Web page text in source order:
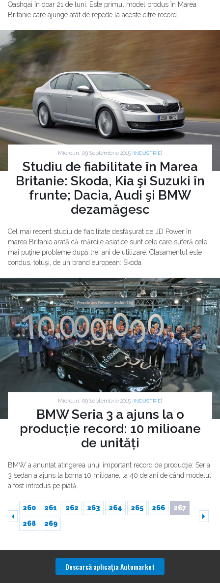
Qashqai în doar 21 de luni. Este primul model produs în Marea
Britanie care ajunge atât de repede la aceste cifre record.
Miercuri, 09 Septembrie 2015 | INDUSTRIE
Studiu de fiabilitate în Marea
Britanie: Skoda, Kia şi Suzuki în
frunte; Dacia, Audi şi BMW
dezamăgesc
Cel mai recent studiu de fiabilitate desfăşurat de JD Power în
marea Britanie arată că mărcile asiatice sunt cele care suferă cele
mai puţine probleme după trei ani de utilizare. Clasamentul este
condus, totuşi, de un brand european: Skoda.
Miercuri, 09 Septembrie 2015 | INDUSTRIE
BMW Seria 3 a ajuns la o
producție record: 10 milioane
de unități
BMW a anunțat atingerea unui important record de producție: Seria
3 sedan a ajuns la borna 10 milioane, la 40 de ani de când modelul
a fost introdus pe piață.
260 261 262 263 264 265 266
267
268
269
Descarcă aplicaţia Automarket